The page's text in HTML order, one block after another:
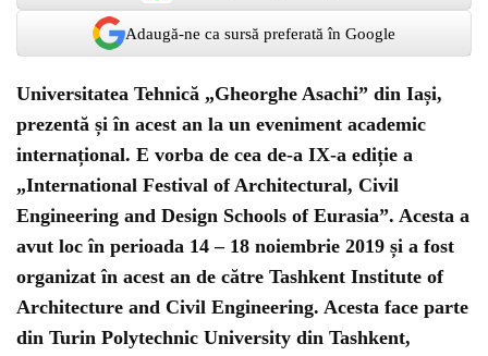
Adaugă-ne ca sursă preferată în Google
Universitatea Tehnică „Gheorghe Asachi” din Iași,
prezentă și în acest an la un eveniment academic
internațional. E vorba de cea de-a IX-a ediție a
„International Festival of Architectural, Civil
Engineering and Design Schools of Eurasia”. Acesta a
avut loc în perioada 14 – 18 noiembrie 2019 și a fost
organizat în acest an de către Tashkent Institute of
Architecture and Civil Engineering. Acesta face parte
din Turin Polytechnic University din Tashkent,